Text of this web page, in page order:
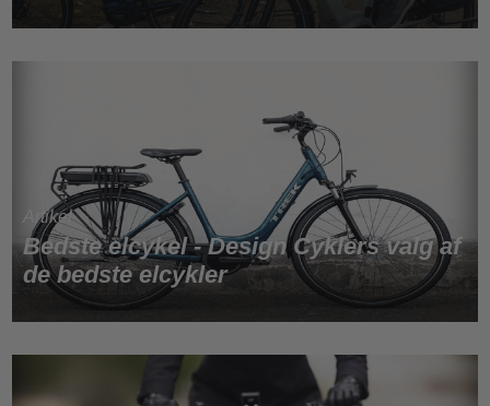
Bedste elcykel - Design Cyklers valg af
de bedste elcykler